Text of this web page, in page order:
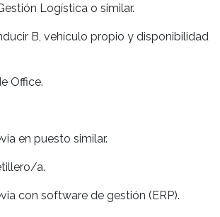
Logística o similar.
B, vehículo propio y disponibilidad
Office.
en puesto similar.
a.
con software de gestión (ERP).